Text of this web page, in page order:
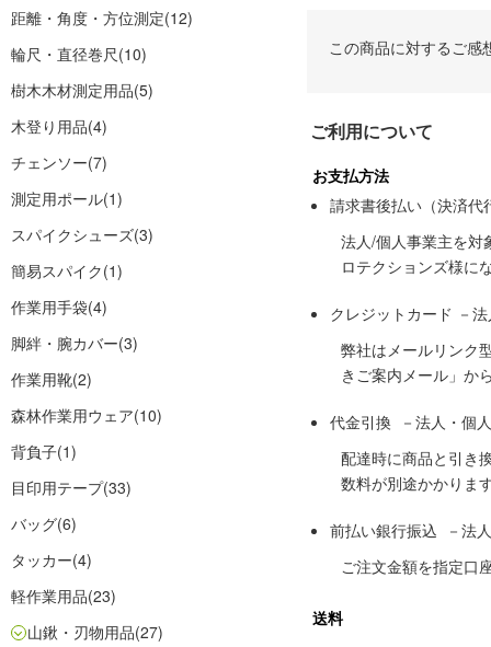
距離・角度・方位測定(12)
輪尺・直径巻尺(10)
樹木木材測定用品(5)
木登り用品(4)
チェンソー(7)
測定用ポール(1)
スパイクシューズ(3)
簡易スパイク(1)
作業用手袋(4)
脚絆・腕カバー(3)
作業用靴(2)
森林作業用ウェア(10)
背負子(1)
目印用テープ(33)
バッグ(6)
タッカー(4)
軽作業用品(23)
山鍬・刃物用品(27)
この商品に対するご感
ご利用について
お支払方法
請求書後払い（決済代
法人/個人事業主を対
ロテクションズ様に
クレジットカード －
弊社はメールリンク
きご案内メール」か
代金引換 －法人・個
配達時に商品と引き
数料が別途かかりま
前払い銀行振込 －法
ご注文金額を指定口
送料